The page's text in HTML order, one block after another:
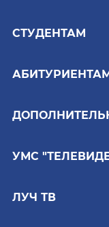
СТУДЕНТАМ
АБИТУРИЕНТАМ
УМС
ЛУЧ ТВ